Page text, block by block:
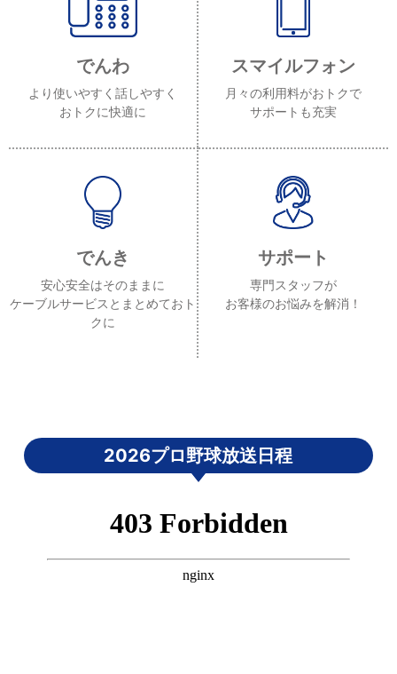
でんわ
より使いやすく話しやすく
おトクに快適に
スマイルフォン
月々の利用料がおトクで
サポートも充実
でんき
安心安全はそのままに
ケーブルサービスとまとめておト
クに
サポート
専門スタッフが
お客様のお悩みを解消！
2026プロ野球放送日程